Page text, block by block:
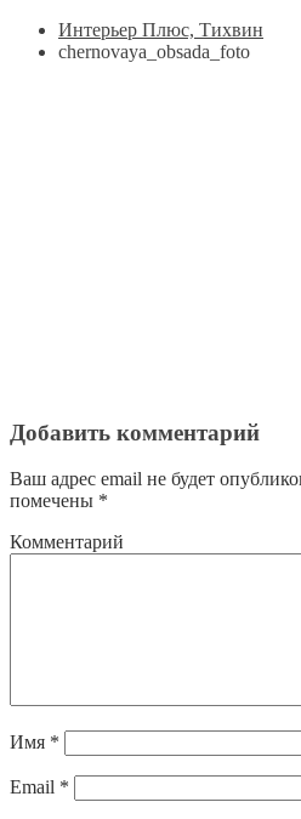
Интерьер Плюс, Тихвин
chernovaya_obsada_foto
Добавить комментарий
Ваш адрес email не будет
помечены *
Комментарий
Имя *
Email *